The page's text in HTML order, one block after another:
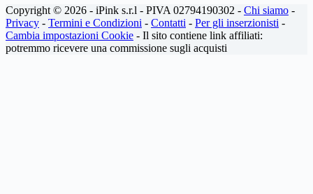
Copyright © 2026 - iPink s.r.l - PIVA 02794190302 - Chi siamo -
Privacy - Termini e Condizioni - Contatti - Per gli inserzionisti -
Cambia impostazioni Cookie - Il sito contiene link affiliati:
potremmo ricevere una commissione sugli acquisti